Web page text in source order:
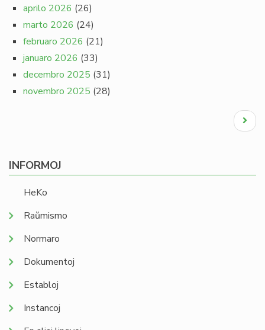
aprilo 2026 (26)
marto 2026 (24)
februaro 2026 (21)
januaro 2026 (33)
decembro 2025 (31)
novembro 2025 (28)
Next
page
INFORMOJ
HeKo
Raŭmismo
Normaro
Dokumentoj
Establoj
Instancoj